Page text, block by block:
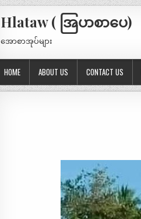
Hlataw ( အြပာစာပေ)
အောစာအုပ်များ
HOME ABOUT US CONTACT US